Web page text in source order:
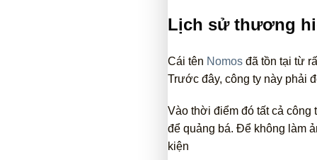
Lịch sử thương
Cái tên Nomos đã tồn tại từ
Trước đây, công ty này phải
Vào thời điểm đó tất cả
để quảng bá. Để không làm
kiện